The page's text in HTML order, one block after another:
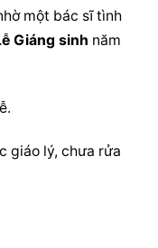
một bác sĩ tình
Giáng sinh năm
giáo lý, chưa rửa